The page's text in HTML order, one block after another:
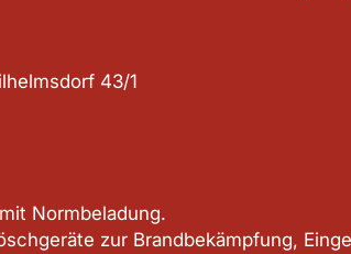
43/1
Normbeladung.
zur Brandbekämpfung,